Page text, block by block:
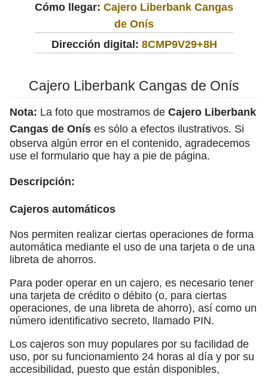
Cómo llegar: Cajero Liberbank Cangas
de Onís
Dirección digital: 8CMP9V29+8H
Cajero Liberbank Cangas de Onís
Nota: La foto que mostramos de Cajero Liberbank
Cangas de Onís es sólo a efectos ilustrativos. Si
observa algún error en el contenido, agradecemos
use el formulario que hay a pie de página.
Descripción:
Cajeros automáticos
Nos permiten realizar ciertas operaciones de forma
automática mediante el uso de una tarjeta o de una
libreta de ahorros.
Para poder operar en un cajero, es necesario tener
una tarjeta de crédito o débito (o, para ciertas
operaciones, de una libreta de ahorro), así como un
número identificativo secreto, llamado PIN.
Los cajeros son muy populares por su facilidad de
uso, por su funcionamiento 24 horas al día y por su
accesibilidad, puesto que están disponibles,